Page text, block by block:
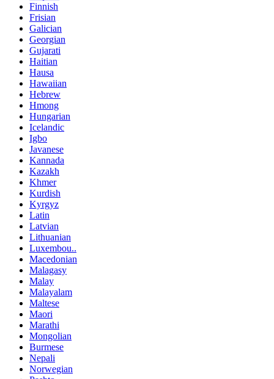
Finnish
Frisian
Galician
Georgian
Gujarati
Haitian
Hausa
Hawaiian
Hebrew
Hmong
Hungarian
Icelandic
Igbo
Javanese
Kannada
Kazakh
Khmer
Kurdish
Kyrgyz
Latin
Latvian
Lithuanian
Luxembou..
Macedonian
Malagasy
Malay
Malayalam
Maltese
Maori
Marathi
Mongolian
Burmese
Nepali
Norwegian